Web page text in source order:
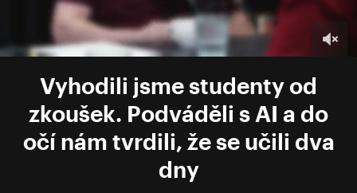
Vyhodili jsme studenty od
zkoušek. Podváděli s AI a do
očí nám tvrdili, že se učili dva
dny